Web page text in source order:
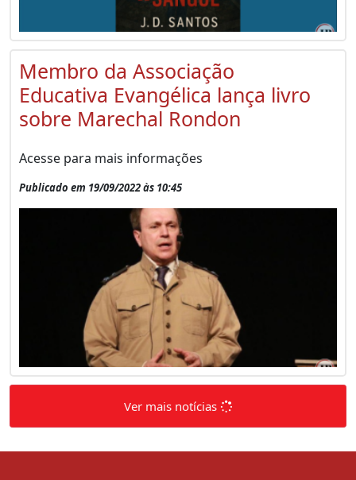
Membro da Associação
Educativa Evangélica lança livro
sobre Marechal Rondon
Acesse para mais informações
Publicado em 19/09/2022 às 10:45
Ver mais notícias